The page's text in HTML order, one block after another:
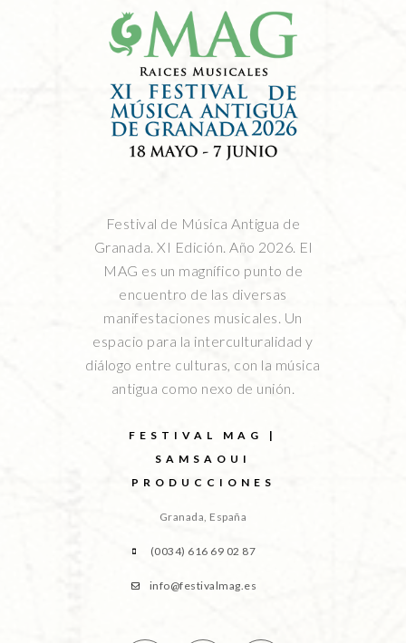
Festival de Música Antigua de
Granada. XI Edición. Año 2026. El
MAG es un magnífico punto de
encuentro de las diversas
manifestaciones musicales. Un
espacio para la interculturalidad y
diálogo entre culturas, con la música
antigua como nexo de unión.
FESTIVAL MAG |
SAMSAOUI
PRODUCCIONES
Granada, España
(0034) 616 69 02 87
info@festivalmag.es